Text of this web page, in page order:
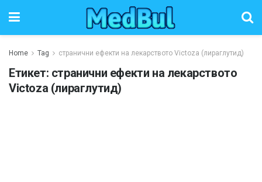
Home Tag странични ефекти на лекарството Victoza (лираглутид)
Етикет: странични ефекти на лекарството
Victoza (лираглутид)